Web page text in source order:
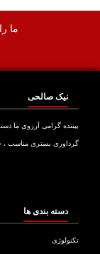
ما
نیک صالحی
بیننده گرامی آرزوی ما
گرداوری بستری مناسب
دسته بندی ها
تکنولوژی